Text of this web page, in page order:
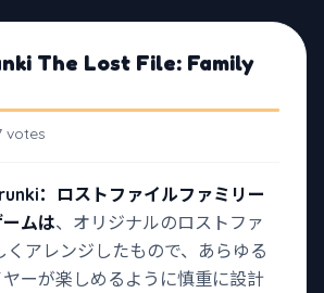
The Lost File: Family
votes
：ロストファイルファミリー
ムは、オリジナルのロストファ
くアレンジしたもので、あらゆる
ーが楽しめるように慎重に設計